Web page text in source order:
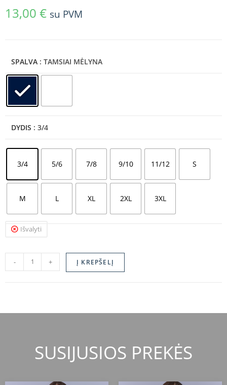
13,00 € su PVM
SPALVA : TAMSIAI MĖLYNA
DYDIS : 3/4
3/4 5/6 7/8 9/10 11/12 S
M L XL 2XL 3XL
Išvalyti
- + Į KREPŠELĮ
SUSIJUSIOS PREKĖS